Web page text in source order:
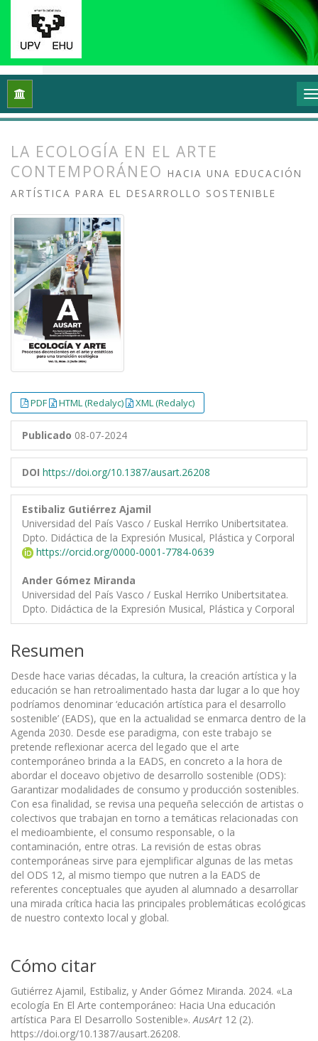
Inicio Vol. 12 Núm. 2 (2024): Ecología y arte:
LA ECOLOGÍA EN EL ARTE
CONTEMPORÁNEO HACIA UNA EDUCACIÓN
ARTÍSTICA PARA EL DESARROLLO SOSTENIBLE
PDF HTML (Redalyc) XML (Redalyc)
Publicado 08-07-2024
DOI https://doi.org/10.1387/ausart.26208
Estibaliz Gutiérrez Ajamil
Universidad del País Vasco / Euskal Herriko Unibertsitatea.
Dpto. Didáctica de la Expresión Musical, Plástica y Corporal
https://orcid.org/0000-0001-7784-0639
Ander Gómez Miranda
Universidad del País Vasco / Euskal Herriko Unibertsitatea.
Dpto. Didáctica de la Expresión Musical, Plástica y Corporal
Resumen
Desde hace varias décadas, la cultura, la creación artística y la
educación se han retroalimentado hasta dar lugar a lo que hoy
podríamos denominar ‘educación artística para el desarrollo
sostenible’ (EADS), que en la actualidad se enmarca dentro de la
Agenda 2030. Desde ese paradigma, con este trabajo se
pretende reflexionar acerca del legado que el arte
contemporáneo brinda a la EADS, en concreto a la hora de
abordar el doceavo objetivo de desarrollo sostenible (ODS):
Garantizar modalidades de consumo y producción sostenibles.
Con esa finalidad, se revisa una pequeña selección de artistas o
colectivos que trabajan en torno a temáticas relacionadas con
el medioambiente, el consumo responsable, o la
contaminación, entre otras. La revisión de estas obras
contemporáneas sirve para ejemplificar algunas de las metas
del ODS 12, al mismo tiempo que nutren a la EADS de
referentes conceptuales que ayuden al alumnado a desarrollar
una mirada crítica hacia las principales problemáticas ecológicas
de nuestro contexto local y global.
Cómo citar
Gutiérrez Ajamil, Estibaliz, y Ander Gómez Miranda. 2024. «La
ecología En El Arte contemporáneo: Hacia Una educación
artística Para El Desarrollo Sostenible».AusArt 12 (2).
https://doi.org/10.1387/ausart.26208.